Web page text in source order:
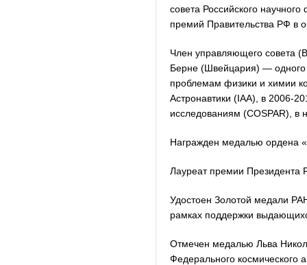
совета Российского
премий Правительства РФ в
Член управляющего совета
Берне (Швейцария) —
проблемам физики и химии
Астронавтики (IAA), в 2006-
исследованиям (COSPAR), в
Награжден медалью ордена
Лауреат премии Президента
Удостоен Золотой медали
рамках поддержки
Отмечен медалью Льва
Федерального космического